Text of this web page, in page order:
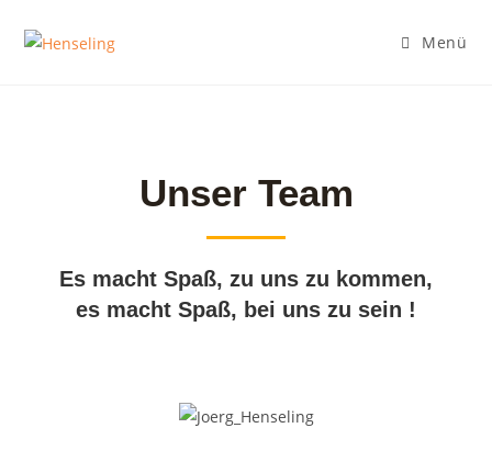
Menü
Unser Team
Es macht Spaß, zu uns zu kommen,
es macht Spaß, bei uns zu sein !